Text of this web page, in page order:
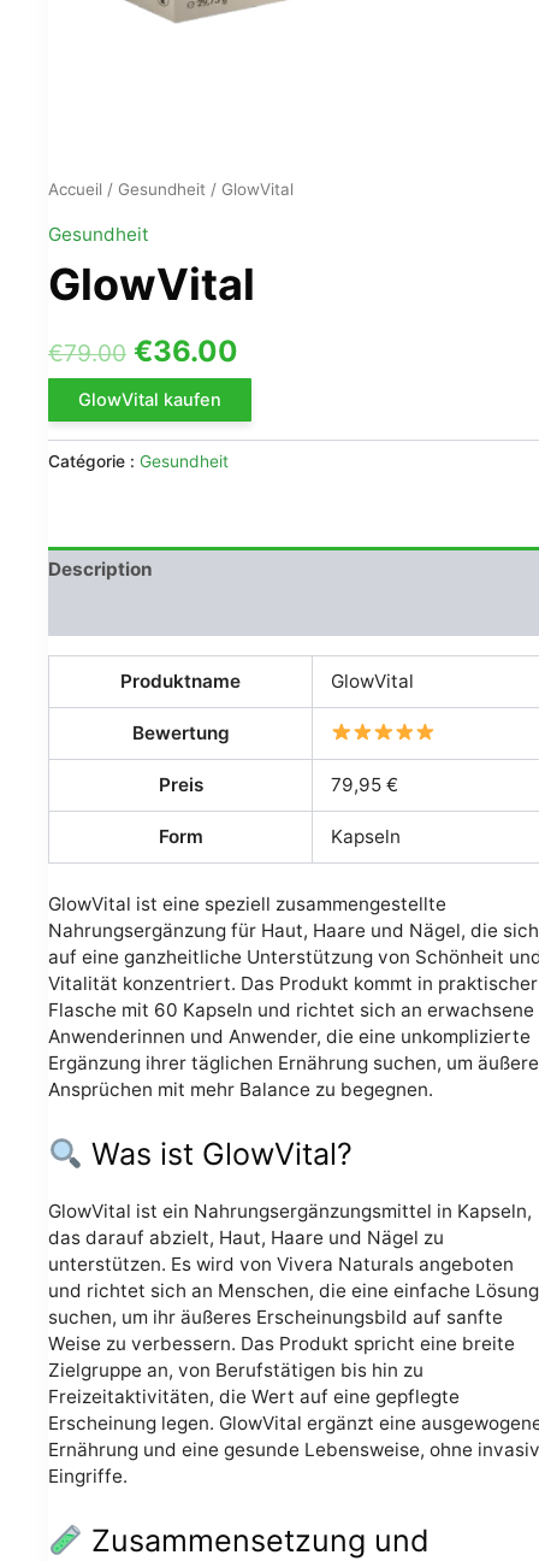
Accueil / Gesundheit / GlowVital
Gesundheit
GlowVital
€79.00 Le
prix
initial
était :
€36.00
actuel
GlowVital kaufen
Catégorie : Gesundheit
Description
Produktname GlowVital
Bewertung
Preis 79,95 €
Form Kapseln
GlowVital ist eine speziell zusammengestellte
Nahrungsergänzung für Haut, Haare und Nägel, die sich
auf eine ganzheitliche Unterstützung von Schönheit
Vitalität konzentriert. Das Produkt kommt in praktischer
Flasche mit 60 Kapseln und richtet sich an erwachsene
Anwenderinnen und Anwender, die eine unkomplizierte
Ergänzung ihrer täglichen Ernährung suchen, um
Ansprüchen mit mehr Balance zu begegnen.
Was ist GlowVital?
GlowVital ist ein Nahrungsergänzungsmittel in Kapseln,
das darauf abzielt, Haut, Haare und Nägel zu
unterstützen. Es wird von Vivera Naturals angeboten
und richtet sich an Menschen, die eine einfache Lösung
suchen, um ihr äußeres Erscheinungsbild auf sanfte
Weise zu verbessern. Das Produkt spricht eine breite
Zielgruppe an, von Berufstätigen bis hin zu
Freizeitaktivitäten, die Wert auf eine gepflegte
Erscheinung legen. GlowVital ergänzt eine
Ernährung und eine gesunde Lebensweise, ohne
Eingriffe.
Zusammensetzung und